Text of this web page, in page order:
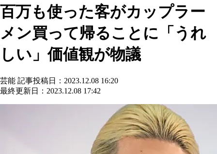
百万も使った客がカップラー
メン買って帰ることに「うれ
しい」価値観が物議
芸能 記事投稿日：2023.12.08 16:20
最終更新日：2023.12.08 17:42